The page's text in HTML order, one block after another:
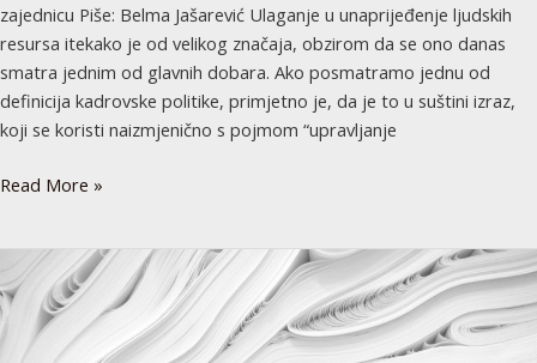
zajednicu Piše: Belma Jašarević Ulaganje u unaprijeđenje ljudskih
resursa itekako je od velikog značaja, obzirom da se ono danas
smatra jednim od glavnih dobara. Ako posmatramo jednu od
definicija kadrovske politike, primjetno je, da je to u suštini izraz,
koji se koristi naizmjenično s pojmom “upravljanje
Read More »
Strah
nije
sloboda,
jer